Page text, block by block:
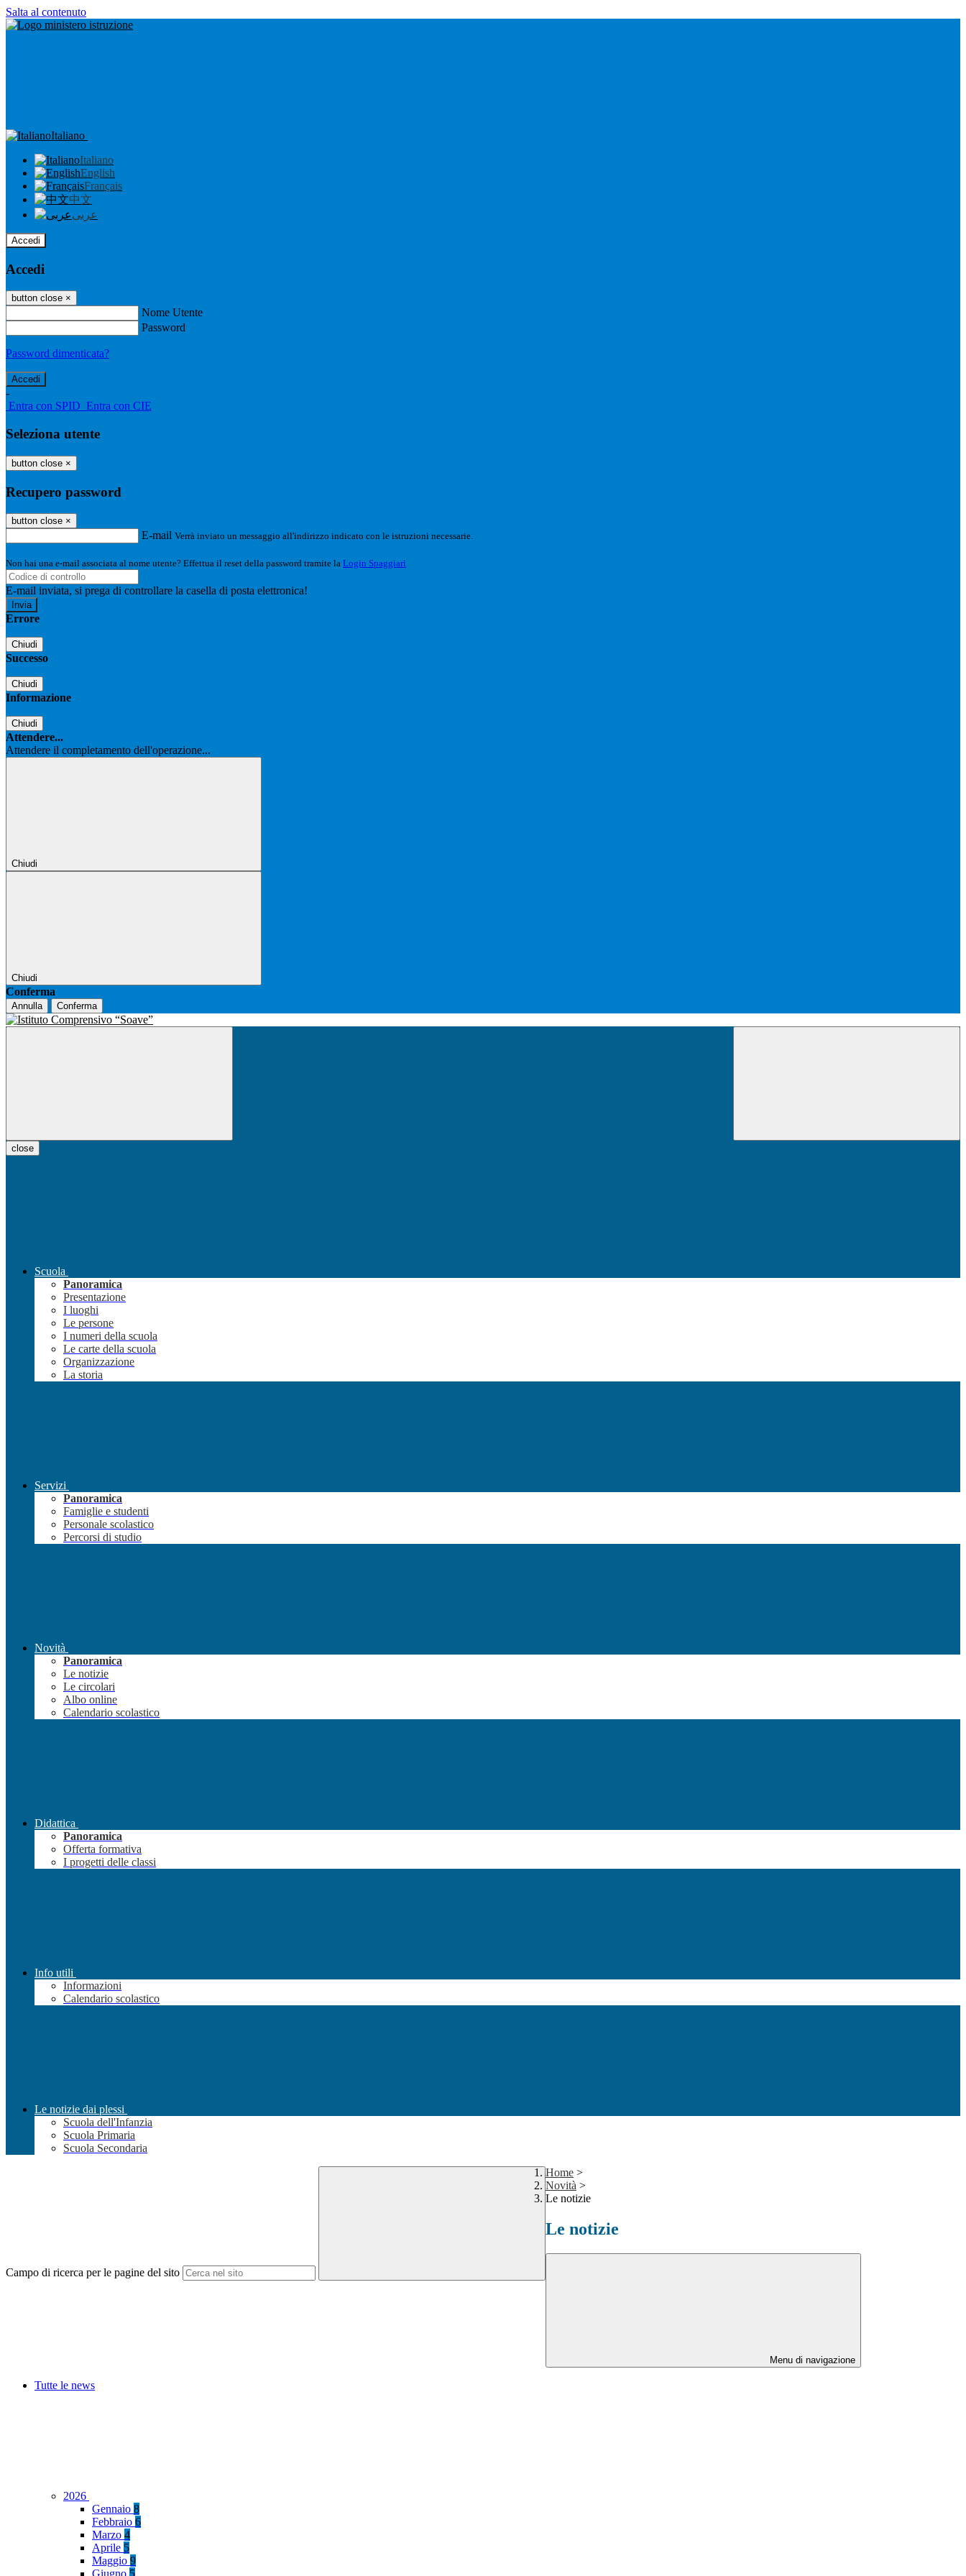
Salta al contenuto
Italiano
Italiano
English
Français
中文
عربى
Accedi
Accedi
button close ×
Nome Utente
Password
Password dimenticata?
-
Entra con SPID Entra con CIE
Seleziona utente
button close ×
Recupero password
button close ×
E-mail Verrà inviato un messaggio all'indirizzo indicato con le istruzioni necessarie.
Non hai una e-mail associata al nome utente? Effettua il reset della password tramite la Login Spaggiari
E-mail inviata, si prega di controllare la casella di posta elettronica!
Errore
Chiudi
Successo
Chiudi
Informazione
Chiudi
Attendere...
Attendere il completamento dell'operazione...
Chiudi
Chiudi
Conferma
Annulla Conferma
close
Scuola
Panoramica
Presentazione
I luoghi
Le persone
I numeri della scuola
Le carte della scuola
Organizzazione
La storia
Servizi
Panoramica
Famiglie e studenti
Personale scolastico
Percorsi di studio
Novità
Panoramica
Le notizie
Le circolari
Albo online
Calendario scolastico
Didattica
Panoramica
Offerta formativa
I progetti delle classi
Info utili
Informazioni
Calendario scolastico
Le notizie dai plessi
Scuola dell'Infanzia
Scuola Primaria
Scuola Secondaria
Campo di ricerca per le pagine del sito
Home >
Novità >
Le notizie
Le notizie
Menu di navigazione
Tutte le news
2026
Gennaio 8
Febbraio 6
Marzo 4
Aprile 5
Maggio 9